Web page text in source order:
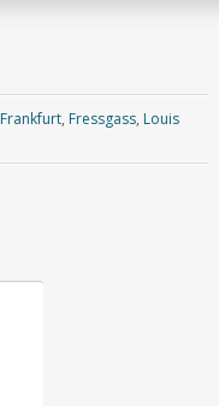
Frankfurt, Fressgass, Louis